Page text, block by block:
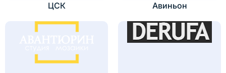
ЦСК Авиньон